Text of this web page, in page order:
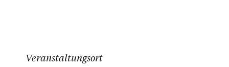
Veranstaltungsort